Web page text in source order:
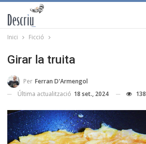
Inici Ficció
Girar la truita
Per Ferran D'Armengol
Última actualització 18 set., 2024 138